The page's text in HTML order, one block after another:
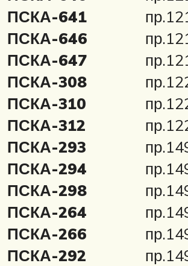
ПСКА-641
ПСКА-646
ПСКА-647
ПСКА-308
ПСКА-310
ПСКА-312
ПСКА-293
ПСКА-294
ПСКА-298
ПСКА-264
ПСКА-266
ПСКА-292